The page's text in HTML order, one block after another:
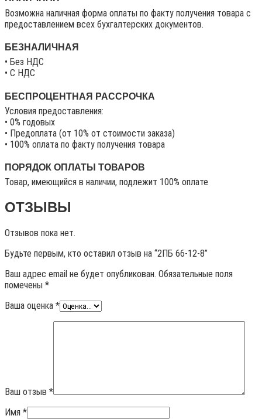
Возможна наличная форма оплаты по факту получения товара с
предоставлением всех бухгалтерских документов.
БЕЗНАЛИЧНАЯ
• Без НДС
• C НДС
БЕСПРОЦЕНТНАЯ РАССРОЧКА
Условия предоставления:
• 0% годовых
• Предоплата (от 10% от стоимости заказа)
• 100% оплата по факту получения товара
ПОРЯДОК ОПЛАТЫ ТОВАРОВ
Товар, имеющийся в наличии, подлежит 100% оплате
ОТЗЫВЫ
Отзывов пока нет.
Будьте первым, кто оставил отзыв на “2ПБ 66-12-8”
Ваш адрес email не будет опубликован. Обязательные поля
помечены *
Ваша оценка *
Ваш отзыв *
Имя *